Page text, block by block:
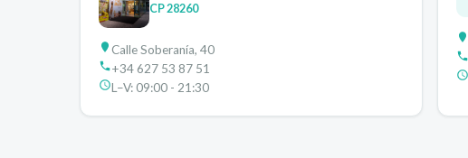
CP28260
Calle Soberanía, 40
+34 627 53 87 51
L–V:09:00 - 21:30